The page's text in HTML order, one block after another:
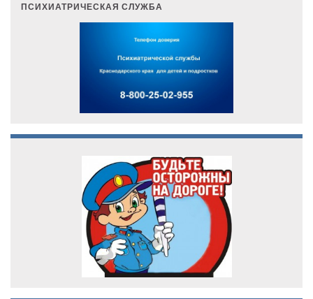
ПСИХИАТРИЧЕСКАЯ СЛУЖБА